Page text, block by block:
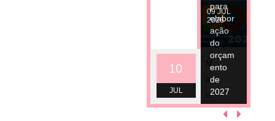
M
a
n
d
10
JUL
para
elabor
ação
do
orçam
ento
de
2027
09 JUL
2026